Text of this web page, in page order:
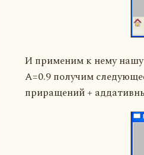
И применим к нему нашу
A=0.9 получим
приращений +